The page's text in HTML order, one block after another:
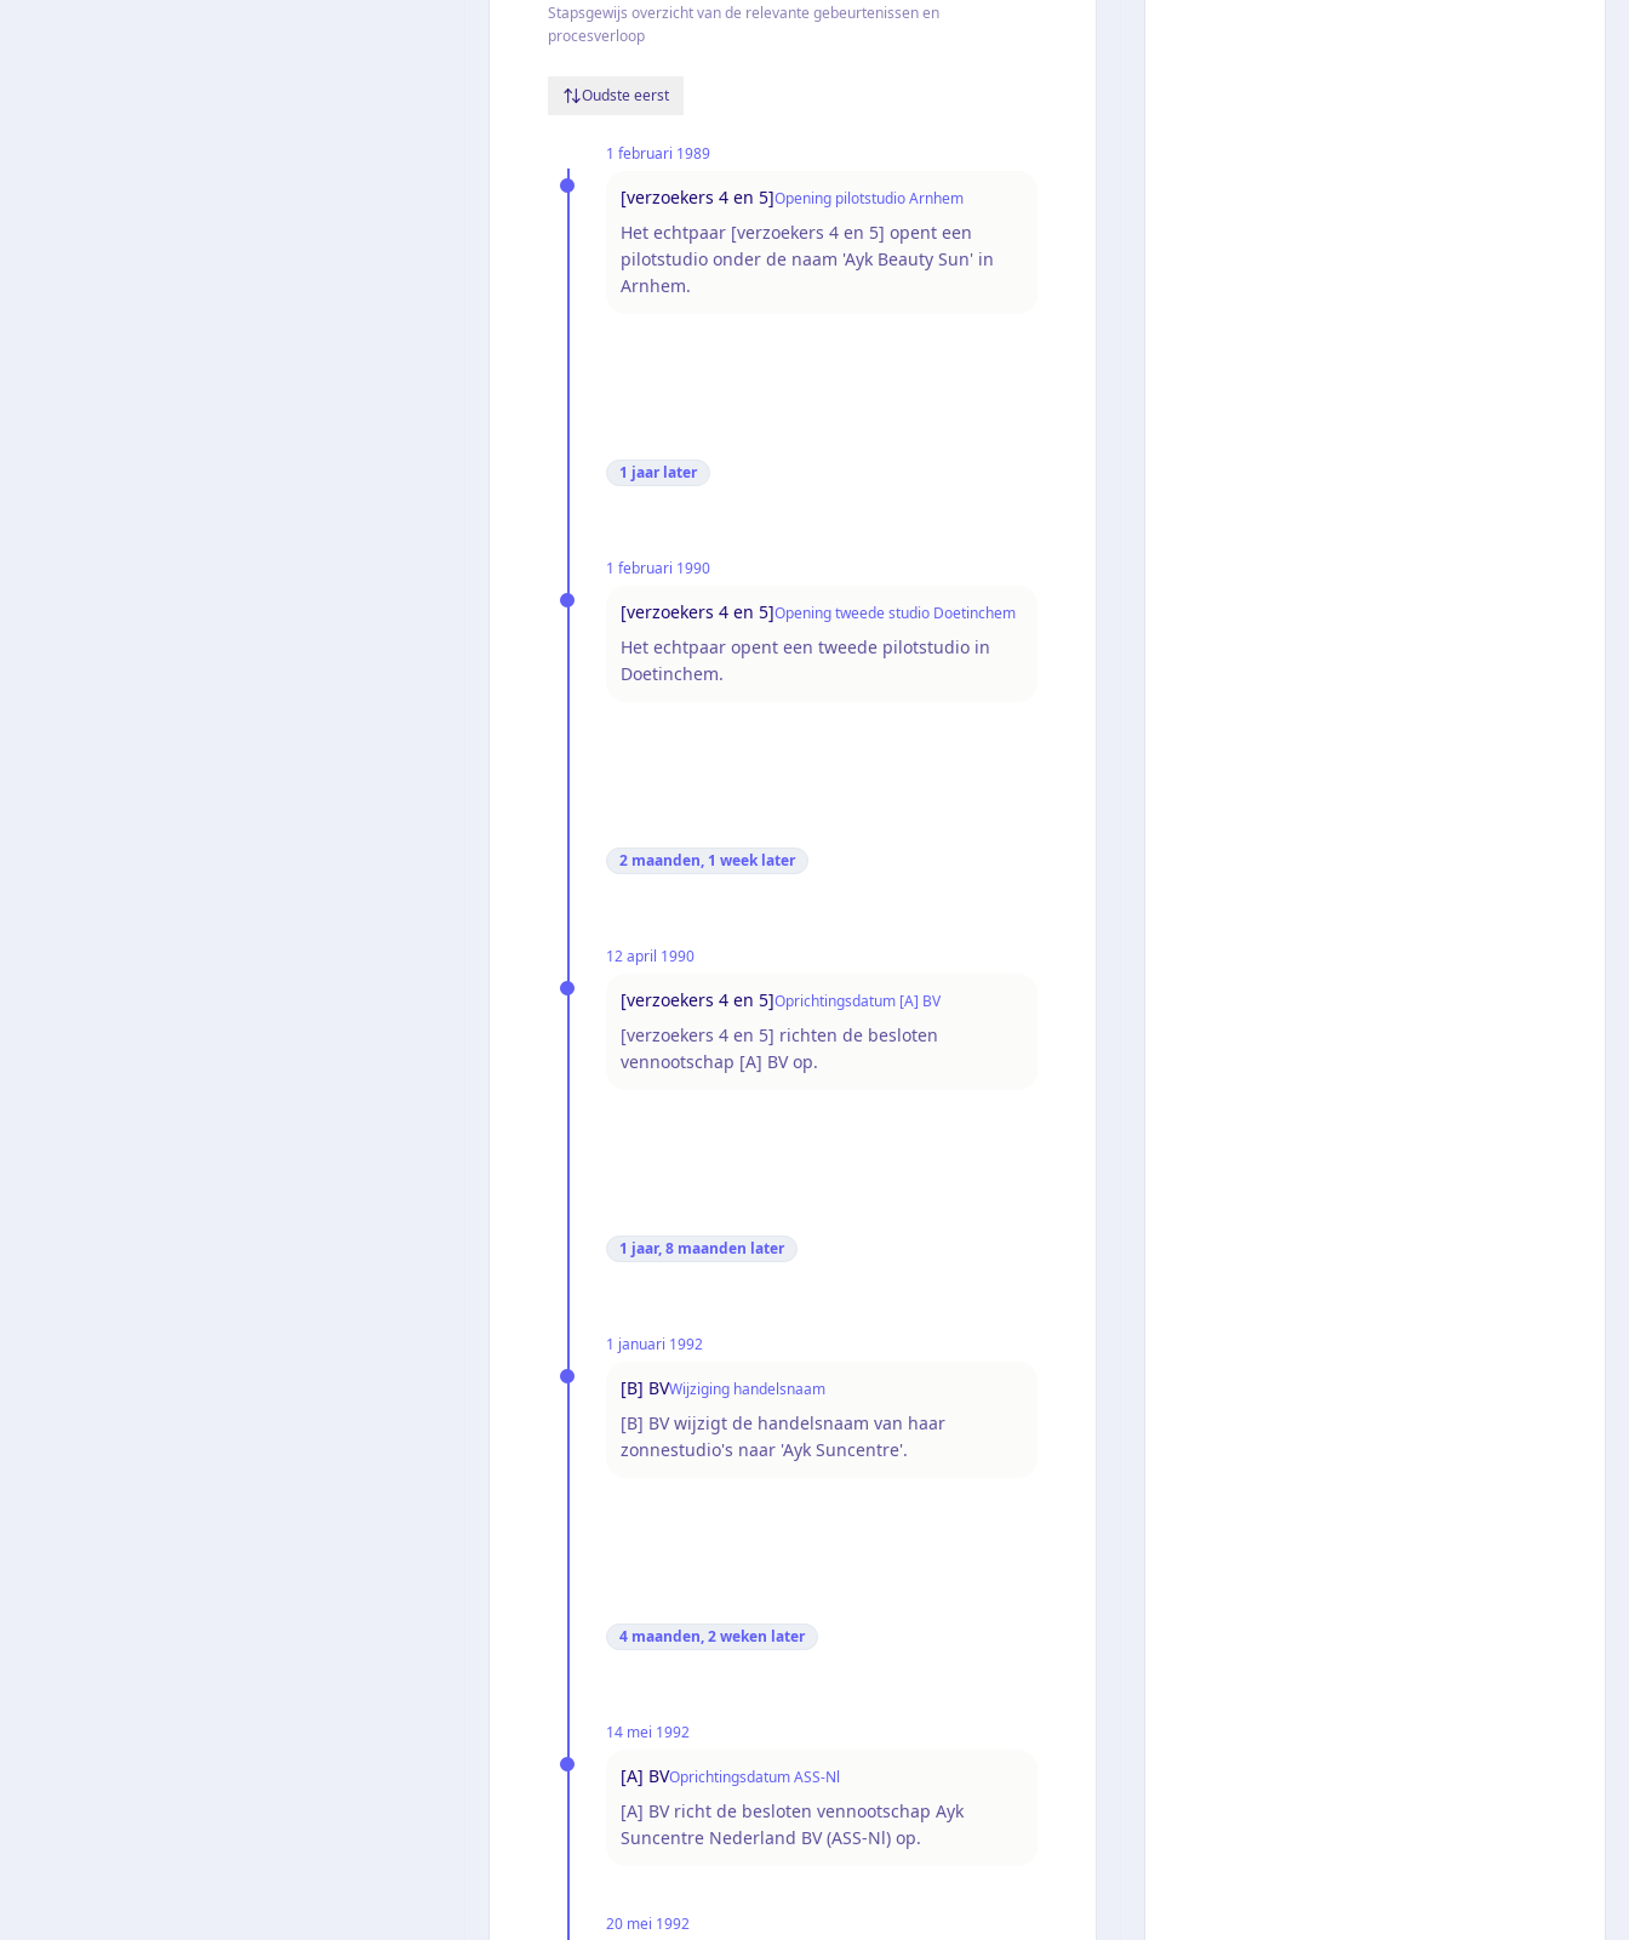
Stapsgewijs overzicht van de relevante gebeurtenissen en
procesverloop
Oudste eerst
1 februari 1989
[verzoekers 4 en 5]Opening pilotstudio Arnhem
Het echtpaar [verzoekers 4 en 5] opent een
pilotstudio onder de naam 'Ayk Beauty Sun' in
Arnhem.
1 jaar later
1 februari 1990
[verzoekers 4 en 5]Opening tweede studio Doetinchem
Het echtpaar opent een tweede pilotstudio in
Doetinchem.
2 maanden, 1 week later
12 april 1990
[verzoekers 4 en 5]Oprichtingsdatum [A] BV
[verzoekers 4 en 5] richten de besloten
vennootschap [A] BV op.
1 jaar, 8 maanden later
1 januari 1992
[B] BVWijziging handelsnaam
[B] BV wijzigt de handelsnaam van haar
zonnestudio's naar 'Ayk Suncentre'.
4 maanden, 2 weken later
14 mei 1992
[A] BVOprichtingsdatum ASS-Nl
[A] BV richt de besloten vennootschap Ayk
Suncentre Nederland BV (ASS-Nl) op.
20 mei 1992